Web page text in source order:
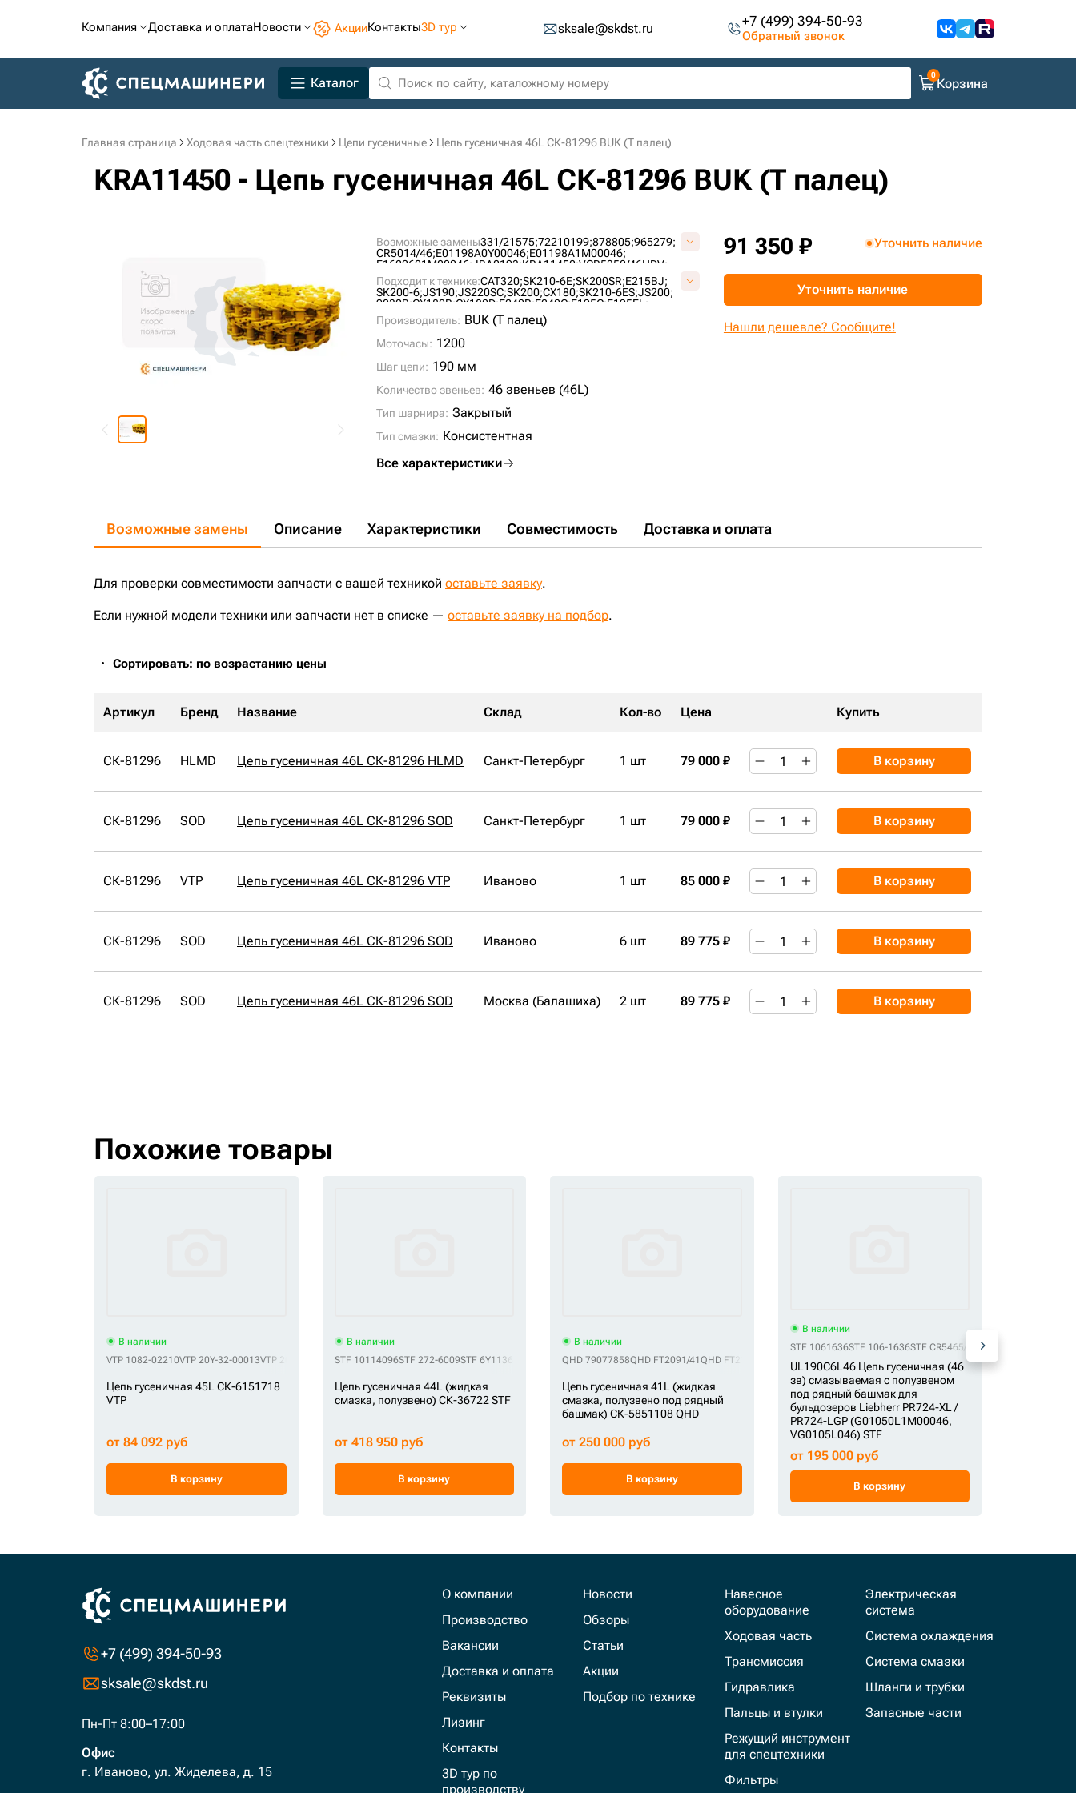
Компания Доставка и оплатаНовости АкцииКонтакты3D тур sksale@skdst.ru +7 (499) 394-50-93
Обратный звонок
Каталог Корзина
Главная страница Ходовая часть спецтехники Цепи гусеничные Цепь гусеничная 46L СК-81296 BUK (Т палец)
KRA11450 - Цепь гусеничная 46L СК-81296 BUK (Т палец)
Возможные замены331/21575;72210199;878805;965279;
CR5014/46;E01198A0Y00046;E01198A1M00046;
E1622601M00046; JRA0193;KRA11450;VCR5350/46HDV;
VE0119A846;
YN62D00007F1;YN62D00017F1;
Подходит к технике:CAT320;SK210-6E;SK200SR;E215BJ;
SK200-6;JS190;JS220SC;SK200;CX180;SK210-6ES;JS200;
9030B;CX180B;CX180D;E240B;E240C;E195C;E195EL;
E195LC;
E215E;E225BSR;
JS200 (2° TYPE); JS215;JS220N;JS220S;
SK200 MARK V;SK200 VI;
SH220-3;JS205;JS180NLC;
Производитель: BUK (Т палец)
Моточасы: 1200
Шаг цепи: 190 мм
Количество звеньев: 46 звеньев (46L)
Тип шарнира: Закрытый
Тип смазки: Консистентная
Все характеристики
91 350 ₽ Уточнить наличие
Уточнить наличие
Нашли дешевле? Сообщите!
Возможные замены Описание Характеристики Совместимость Доставка и оплата
Для проверки совместимости запчасти с вашей техникой оставьте заявку.
Если нужной модели техники или запчасти нет в списке — оставьте заявку на подбор.
Сортировать: по возрастанию цены
Артикул Бренд Название Склад Кол-во Цена Купить
СК-81296 HLMD Цепь гусеничная 46L СК-81296 HLMD Санкт-Петербург 1 шт 79 000 ₽ В корзину
СК-81296 SOD Цепь гусеничная 46L СК-81296 SOD Санкт-Петербург 1 шт 79 000 ₽ В корзину
СК-81296 VTP Цепь гусеничная 46L СК-81296 VTP Иваново 1 шт 85 000 ₽ В корзину
СК-81296 SOD Цепь гусеничная 46L СК-81296 SOD Иваново 6 шт 89 775 ₽ В корзину
СК-81296 SOD Цепь гусеничная 46L СК-81296 SOD Москва (Балашиха) 2 шт 89 775 ₽ В корзину
Похожие товары
В наличии
VTP 1082-02210VTP 20Y-32-00013VTP 20Y-32-00014VTP 20Y-32-K1170VTP E15698B1M00045 VTP E40208C0M00045VTP E40600A0Y00045 VTP KM3807/45 VTP KM782/45VTP LH1075/45 VTP VE1569B845VTP VKM782/
Цепь гусеничная 45L СК-6151718
VTP
от 84 092 руб
В корзину
В наличии
STF 10114096STF 272-6009STF 6Y1136 STF 76074637STF 8E-4518STF G01080R0M00044 STF LH1427B/44STF UL215L1L44
Цепь гусеничная 44L (жидкая
смазка, полузвено) СК-36722 STF
от 418 950 руб
В корзину
В наличии
QHD 79077858QHD FT2091/41 QHD FT2130/41 QHD G0420000M00041 QHD UL215F3L41 QHD VG04200041
Цепь гусеничная 41L (жидкая
смазка, полузвено под рядный
башмак) СК-5851108 QHD
от 250 000 руб
В корзину
В наличии
STF 1061636STF 106-1636STF CR5465/46 STF
UL190C6L46 Цепь гусеничная (46
зв) смазываемая с полузвеном
под рядный башмак для
бульдозеров Liebherr PR724-XL /
PR724-LGP (G01050L1M00046,
VG0105L046) STF
от 195 000 руб
В корзину
+7 (499) 394-50-93
sksale@skdst.ru
Пн-Пт 8:00–17:00
Офис
г. Иваново, ул. Жиделева, д. 15
О компании
Производство
Вакансии
Доставка и оплата
Реквизиты
Лизинг
Контакты
3D тур по
производству
Новости
Обзоры
Статьи
Акции
Подбор по технике
Навесное
оборудование
Ходовая часть
Трансмиссия
Гидравлика
Пальцы и втулки
Режущий инструмент
для спецтехники
Фильтры
Электрическая
система
Система охлаждения
Система смазки
Шланги и трубки
Запасные части